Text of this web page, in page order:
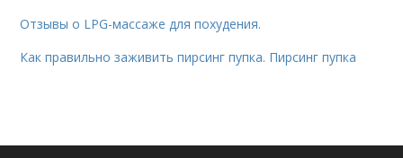
Отзывы о LPG-массаже для похудения.
Как правильно заживить пирсинг пупка. Пирсинг пупка